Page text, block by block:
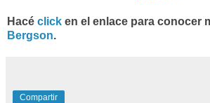
Hacé click en el enlace para conocer
Bergson.
Compartir